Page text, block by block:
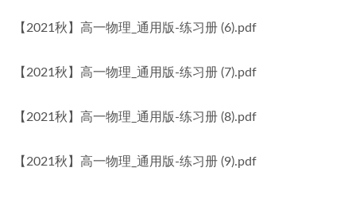
【2021秋】高一物理_通用版-练习册 (6).pdf
【2021秋】高一物理_通用版-练习册 (7).pdf
【2021秋】高一物理_通用版-练习册 (8).pdf
【2021秋】高一物理_通用版-练习册 (9).pdf